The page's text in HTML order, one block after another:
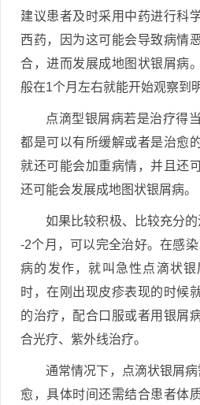
建议患者及时采用中药进行科
西药，因为这可能会导致病情
合，进而发展成地图状银屑病
般在1个月左右就能开始观察到
点滴型银屑病若是治疗得
都是可以有所缓解或者是治愈
就还可能会加重病情，并且还
还可能会发展成地图状银屑病。
如果比较积极、比较充分
-2个月，可以完全治好。在感
病的发作，就叫急性点滴状
时，在刚出现皮疹表现的时候
的治疗，配合口服或者用银屑
合光疗、紫外线治疗。
通常情况下，点滴状银屑
愈，具体时间还需结合患者体